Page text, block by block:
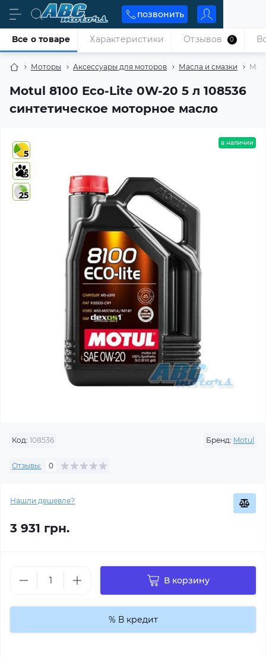
позвонить
Моторы Аксессуары для моторов Масла и смазки
Motul 8100 Eco-Lite 0W-20 5 л 108536
синтетическое моторное масло
Все о товаре Характеристики Отзывов 0
5
5
25
в наличии
Код: 108536 Бренд: Motul
Отзывы: 0
Нашли дешевле?
3 931 грн.
В корзину
% В кредит